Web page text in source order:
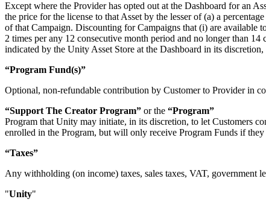
Except where the Provider has opted out at the Dashboard for an
the price for the license to that Asset by the lesser of (a) a
of that Campaign. Discounting for Campaigns that (i) are
2 times per any 12 consecutive month period and no longer than
indicated by the Unity Asset Store at the Dashboard in its
“Program Fund(s)”
Optional, non-refundable contribution by Customer to Provider in
“Support The Creator Program” or the “Program”
Program that Unity may initiate, in its discretion, to let Customers
enrolled in the Program, but will only receive Program Funds if
“Taxes”
Any withholding (on income) taxes, sales taxes, VAT, government
"Unity"